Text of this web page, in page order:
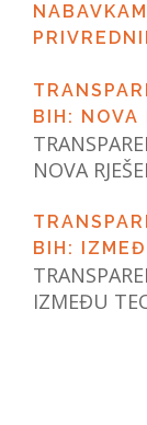
BIH: NOVA
NOVA
BIH:
IZMEĐU